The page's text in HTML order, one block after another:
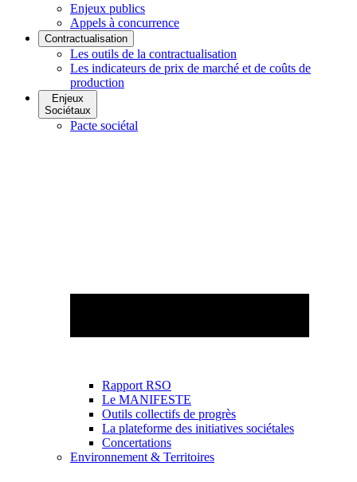
Enjeux publics
Appels à concurrence
Contractualisation
Les outils de la contractualisation
Les indicateurs de prix de marché et de coûts de
production
Enjeux
Sociétaux
Pacte sociétal
Rapport RSO
Le MANIFESTE
Outils collectifs de progrès
La plateforme des initiatives sociétales
Concertations
Environnement & Territoires